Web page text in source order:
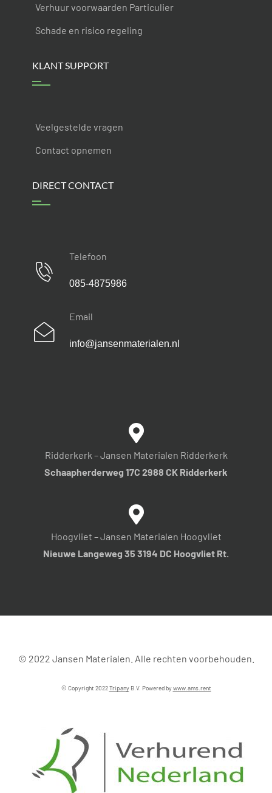
Verhuur voorwaarden Particulier
Schade en risico regeling
KLANT SUPPORT
Veelgestelde vragen
Contact opnemen
DIRECT CONTACT
Telefoon
085-4875986
Email
info@jansenmaterialen.nl
Ridderkerk – Jansen Materialen Ridderkerk
Schaapherderweg 17C 2988 CK Ridderkerk
Hoogvliet – Jansen Materialen Hoogvliet
Nieuwe Langeweg 35 3194 DC Hoogvliet Rt.
© 2022 Jansen Materialen. Alle rechten voorbehouden.
© Copyright 2022TripanyB.V. Powered bywww.ams.rent